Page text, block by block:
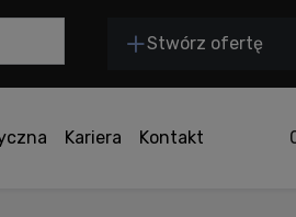
Stwórz ofertę
Kariera Kontakt